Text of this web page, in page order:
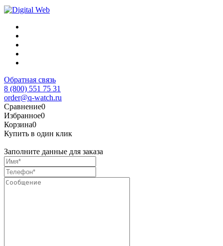
Обратная связь
8 (800) 551 75 31
order@q-watch.ru
Сравнение0
Избранное0
Корзина0
Купить в один клик
Заполните данные для заказа